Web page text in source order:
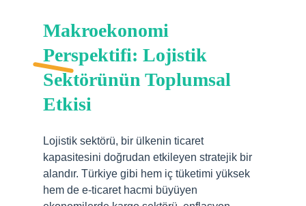
Makroekonomi
Perspektifi: Lojistik
Sektörünün Toplumsal
Etkisi
Lojistik sektörü, bir ülkenin ticaret
kapasitesini doğrudan etkileyen stratejik bir
alandır. Türkiye gibi hem iç tüketimi yüksek
hem de e-ticaret hacmi büyüyen